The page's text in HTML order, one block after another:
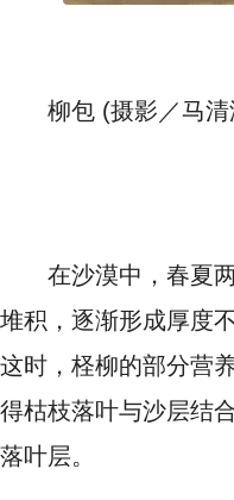
柳包 (摄影／马清
在沙漠中，春夏
堆积，逐渐形成厚度
这时，柽柳的部分营
得枯枝落叶与沙层结
落叶层。